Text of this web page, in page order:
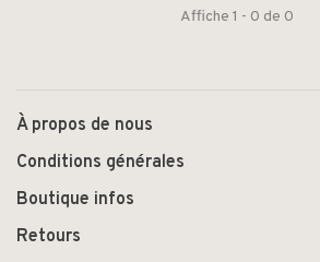
Affiche 1 - 0 de 0
À propos de nous
Conditions générales
Boutique infos
Retours